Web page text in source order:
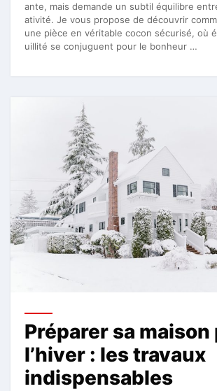
ante, mais demande un subtil équilibre
ativité. Je vous propose de découvrir
une pièce en véritable cocon sécurisé, où
uillité se conjuguent pour le bonheur …
Préparer sa maison
l’hiver : les travaux
indispensables